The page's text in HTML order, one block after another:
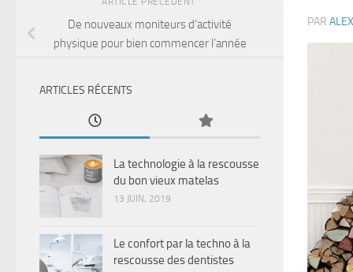
PAR
De nouveaux moniteurs d’activité
physique pour bien commencer l’année
ARTICLES RÉCENTS
La technologie à la rescousse
du bon vieux matelas
13 JUIN, 2019
Le confort par la techno à la
rescousse des dentistes